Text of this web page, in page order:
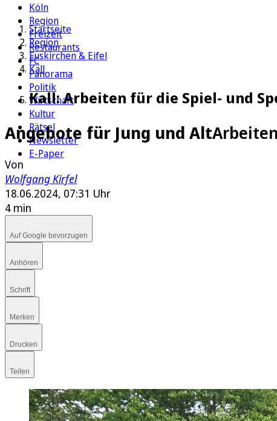
Köln
Region
Freizeit
Restaurants
FC
Panorama
Politik
Wirtschaft
Kultur
Rätsel
Newsletter
E-Paper
Startseite
Region
Euskirchen & Eifel
Kall
Kall: Arbeiten für die Spiel- und
Angebote für Jung und Alt
Von
Wolfgang Kirfel
18.06.2024, 07:31 Uhr
4 min
Auf Google bevorzugen
Anhören
Schrift
Merken
Drucken
Teilen